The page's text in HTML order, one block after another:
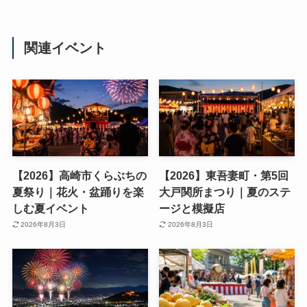
関連イベント
【2026】高崎市くらぶちの
夏祭り｜花火・盆踊りを楽
しむ夏イベント
2026年8月3日
【2026】東吾妻町・第5回
大戸関所まつり｜夏のステ
ージと模擬店
2026年8月3日